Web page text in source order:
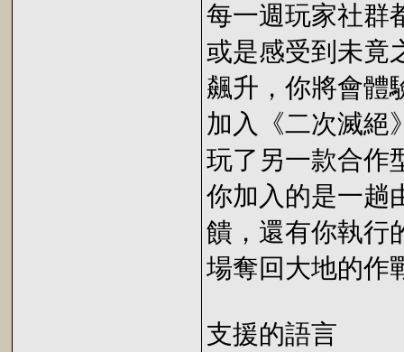
每一週玩家社群
或是感受到未竟
飆升，你將會體
加入《二次滅絕
玩了另一款合作
你加入的是一趟
饋，還有你執行
場奪回大地的作
支援的語言